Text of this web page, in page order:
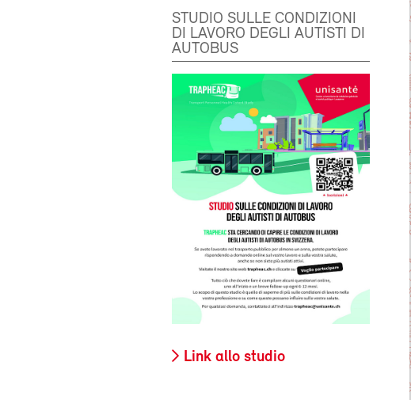
STUDIO SULLE CONDIZIONI
DI LAVORO DEGLI AUTISTI DI
AUTOBUS
Link allo studio